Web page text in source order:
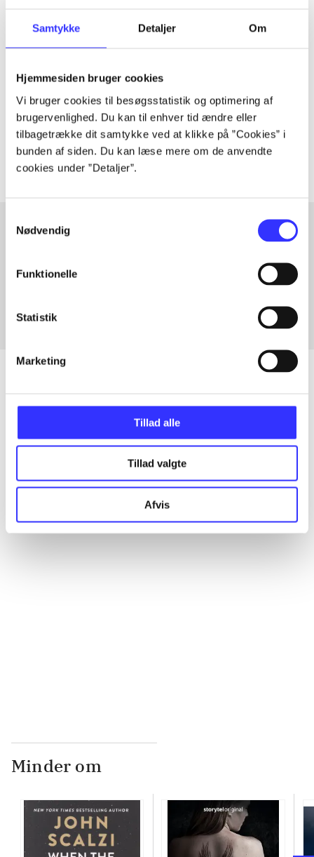
Samtykke Detaljer Om
Hjemmesiden bruger cookies
Vi bruger cookies til besøgsstatistik og optimering af
brugervenlighed. Du kan til enhver tid ændre eller
tilbagetrække dit samtykke ved at klikke på ”Cookies” i
bunden af siden. Du kan læse mere om de anvendte
cookies under ”Detaljer”.
Nødvendig
Funktionelle
Statistik
Marketing
Tillad alle
Tillad valgte
Afvis
Tidsskrift
lorem ipsum dolor sit amet ...
Tidsskrift
Artiklerne ihandler ofte om
Fra
Alle registrerede artikler fordelt på udgivelser
...
...
Minder om